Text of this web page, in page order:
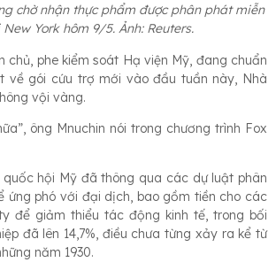
chờ nhận thực phẩm được phân phát miễn
York hôm 9/5. Ảnh: Reuters.
chủ, phe kiểm soát Hạ viện Mỹ, đang chuẩn
về gói cứu trợ mới vào đầu tuần này, Nhà
vội vàng.
ông Mnuchin nói trong chương trình Fox
quốc hội Mỹ đã thông qua các dự luật phân
ứng phó với đại dịch, bao gồm tiền cho các
để giảm thiểu tác động kinh tế, trong bối
đã lên 14,7%, điều chưa từng xảy ra kể từ
năm 1930.